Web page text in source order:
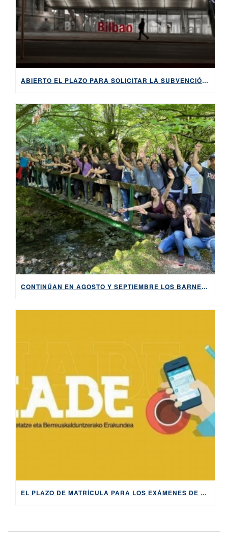
ABIERTO EL PLAZO PARA SOLICITAR LA SUBVENCIÓN DEL AYUNTAMIENTO DE BILBAO DE 2025 POR APRENDER EUSKERA
CONTINÚAN EN AGOSTO Y SEPTIEMBRE LOS BARNETEGIS Y CURSOS INTENSIVOS DE EUSKERA DE VERANO 2023
EL PLAZO DE MATRÍCULA PARA LOS EXÁMENES DE HABE EN LA PRIMERA CONVOCATORIA DE 2023, ABIERTO DEL 27 DE MARZO AL 4 DE ABRIL